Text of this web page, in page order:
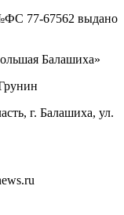
‎77-67562 выдано
Балашиха»
г. Балашиха, ул.